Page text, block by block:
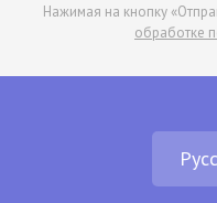
Нажимая на кнопку
обработке